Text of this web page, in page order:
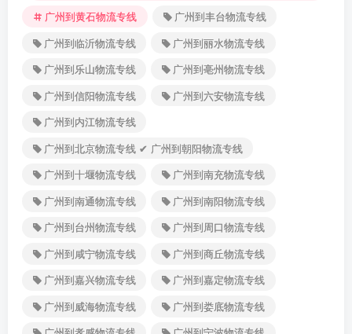
广州到黄石物流专线
广州到丰台物流专线
广州到临沂物流专线
广州到丽水物流专线
广州到乐山物流专线
广州到亳州物流专线
广州到信阳物流专线
广州到六安物流专线
广州到内江物流专线
广州到北京物流专线 ✔ 广州到朝阳物流专线
广州到十堰物流专线
广州到南充物流专线
广州到南通物流专线
广州到南阳物流专线
广州到台州物流专线
广州到周口物流专线
广州到咸宁物流专线
广州到商丘物流专线
广州到嘉兴物流专线
广州到嘉定物流专线
广州到威海物流专线
广州到娄底物流专线